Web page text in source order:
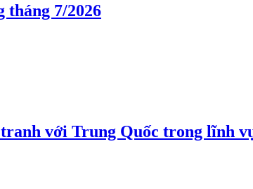
tháng 7/2026
với Trung Quốc trong lĩnh